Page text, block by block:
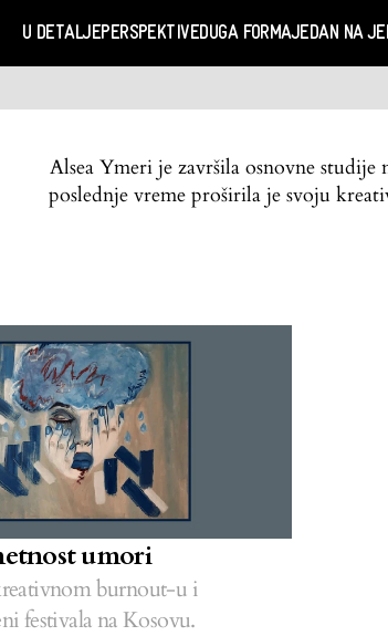
U DETALJEPERSPEKTIVEDUGA FORMAJEDAN NA
Alsea Ymeri je završila osnovne
poslednje vreme proširila je svoju
umori
burnout-u i
festivala na Kosovu.